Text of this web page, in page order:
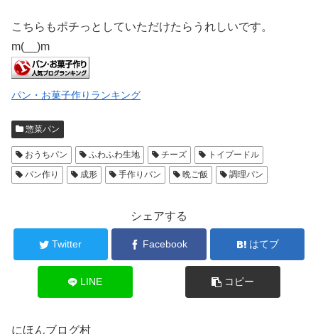
こちらもポチっとしていただけたらうれしいです。
m(__)m
パン・お菓子作りランキング
惣菜パン
おうちパン ふわふわ生地 チーズ
トイプードル
パン作り
成形 手作りパン 晩ご飯 調理パン
シェアする
Twitter Facebook はてブ
LINE コピー
にほんブログ村